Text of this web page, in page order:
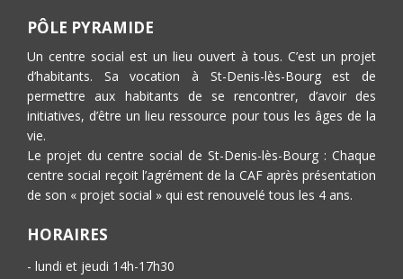
PÔLE PYRAMIDE
Un centre social est un lieu ouvert à tous. C’est un projet
d’habitants. Sa vocation à St-Denis-lès-Bourg est de
permettre aux habitants de se rencontrer, d’avoir des
initiatives, d’être un lieu ressource pour tous les âges de la
vie.
Le projet du centre social de St-Denis-lès-Bourg : Chaque
centre social reçoit l’agrément de la CAF après présentation
de son « projet social » qui est renouvelé tous les 4 ans.
HORAIRES
- lundi et jeudi 14h-17h30